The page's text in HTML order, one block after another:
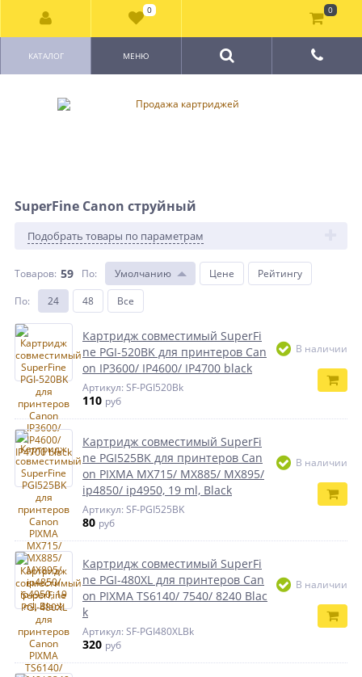
КАТАЛОГ МЕНЮ
SuperFine Canon струйный
Подобрать товары по параметрам
Товаров: 59 По: Умолчанию Цене
Рейтингу
По: 24 48 Все
Картридж совместимый SuperFi
ne PGI-520BK для принтеров Can
on IP3600/ IP4600/ IP4700 black
Артикул: SF-PGI520Bk
110 руб
В наличии
Картридж совместимый SuperFi
ne PGI525BK для принтеров Can
on PIXMA MX715/ MX885/ MX895/
ip4850/ ip4950, 19 ml, Black
Артикул: SF-PGI525BK
80 руб
В наличии
Картридж совместимый SuperFi
ne PGI-480XL для принтеров Can
on PIXMA TS6140/ 7540/ 8240 Blac
k
Артикул: SF-PGI480XLBk
320 руб
В наличии
0 0